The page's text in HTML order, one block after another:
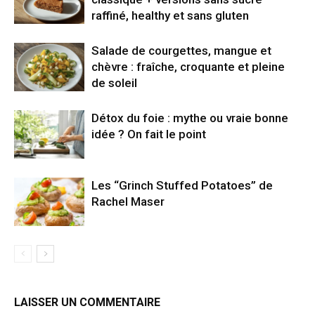
raffiné, healthy et sans gluten
Salade de courgettes, mangue et
chèvre : fraîche, croquante et pleine
de soleil
Détox du foie : mythe ou vraie bonne
idée ? On fait le point
Les “Grinch Stuffed Potatoes” de
Rachel Maser
LAISSER UN COMMENTAIRE